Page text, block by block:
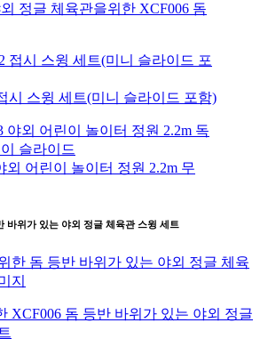
정글 체육관을위한 XCF006 돔
시 스윙 세트(미니 슬라이드 포함)
외 어린이 놀이터 정원 2.2m 무
바위가 있는 야외 정글 체육관 스윙 세트